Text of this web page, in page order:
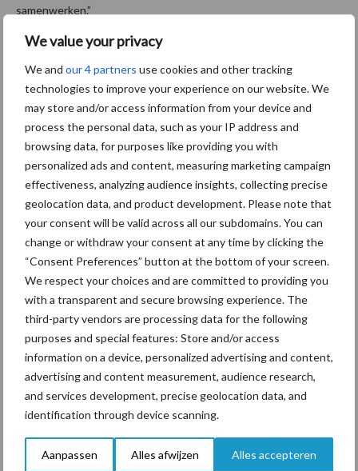
We value your privacy
We and our 4 partners use cookies and other tracking
technologies to improve your experience on our website. We
may store and/or access information from your device and
process the personal data, such as your IP address and
browsing data, for purposes like providing you with
personalized ads and content, measuring marketing campaign
effectiveness, analyzing audience insights, collecting precise
geolocation data, and product development. Please note that
your consent will be valid across all our subdomains. You can
change or withdraw your consent at any time by clicking the
“Consent Preferences” button at the bottom of your screen.
We respect your choices and are committed to providing you
with a transparent and secure browsing experience. The
third-party vendors are processing data for the following
purposes and special features: Store and/or access
information on a device, personalized advertising and content,
advertising and content measurement, audience research,
and services development, precise geolocation data, and
identification through device scanning.
Aanpassen Alles afwijzen Alles accepteren
samenwerken.”
Bron:Het Financieele Dagblad
Aanbevolen voor jou!
ForFarmers ziet volume en
marktaandeel groeien in
krimpende Nederlandse
markt
Tien praktische tips voor
een langere levensduur
“Vraag naar praktische
hygieneoplossingen is in
Polen groter dan ooit”
Themapagina's